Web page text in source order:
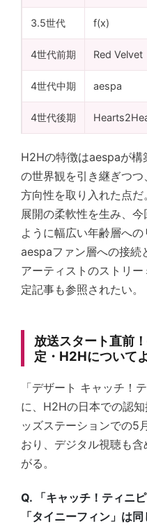
3.5世代 f(x)
4世代前期 Red Velvet
4世代中期 aespa
4世代後期
H2Hの特徴はaespaが
の世界観を引き継ぎつ
方向性を取り入れた点
展開の柔軟性を生み、
ように幅広い年齢層への
aespaファン層への接続
アーティストのストリ
定記事も参照されたい。
放送スタート直前
定・H2Hについて
「デザート キャッチ！
に、H2Hの日本での認
ッズステーションでの5
おり、デジタル視聴も
がる。
Q. 「キャッチ！ティニ
「タイニーフィン」は